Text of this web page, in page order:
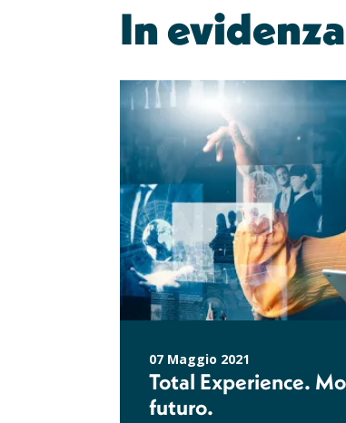
In evidenza
07 Maggio 2021
Total Experience.
futuro.